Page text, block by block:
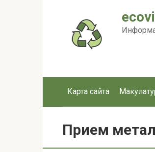
Карта сайта
Прием